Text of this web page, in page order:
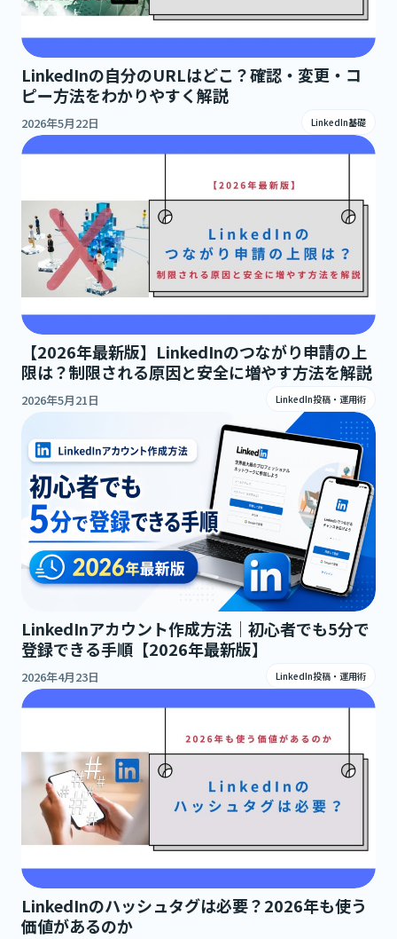
LinkedInの自分のURLはどこ？確認・変更・コ
ピー方法をわかりやすく解説
2026年5月22日 LinkedIn基礎
【2026年最新版】LinkedInのつながり申請の上
限は？制限される原因と安全に増やす方法を解説
2026年5月21日 LinkedIn投稿・運用術
LinkedInアカウント作成方法｜初心者でも5分で
登録できる手順【2026年最新版】
2026年4月23日 LinkedIn投稿・運用術
LinkedInのハッシュタグは必要？2026年も使う
価値があるのか